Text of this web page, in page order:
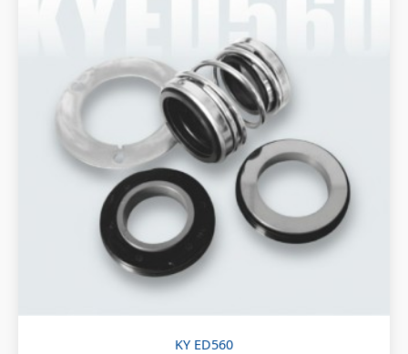
KY ED560